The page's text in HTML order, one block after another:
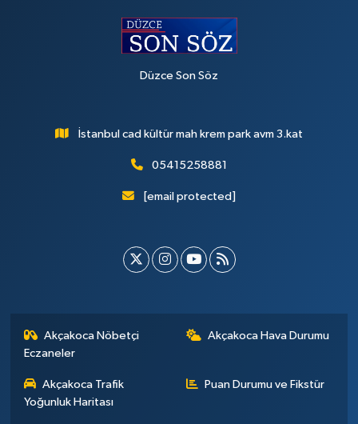
Düzce Son Söz
İstanbul cad kültür mah krem park avm 3.kat
05415258881
[email protected]
Akçakoca Nöbetçi
Eczaneler
Akçakoca Hava Durumu
Akçakoca Trafik
Yoğunluk Haritası
Puan Durumu ve Fikstür